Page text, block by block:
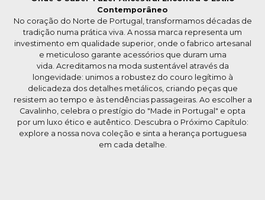
Contemporâneo
No coração do Norte de Portugal, transformamos décadas de
tradição numa prática viva. A nossa marca representa um
investimento em qualidade superior, onde o fabrico artesanal
e meticuloso garante acessórios que duram uma
vida. Acreditamos na moda sustentável através da
longevidade: unimos a robustez do couro legítimo à
delicadeza dos detalhes metálicos, criando peças que
resistem ao tempo e às tendências passageiras. Ao escolher a
Cavalinho, celebra o prestígio do "Made in Portugal" e opta
por um luxo ético e autêntico. Descubra o Próximo Capítulo:
explore a nossa nova coleção e sinta a herança portuguesa
em cada detalhe.